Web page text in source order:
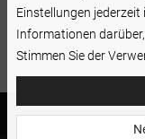
Einstellungen
Informationen
Stimmen Sie der